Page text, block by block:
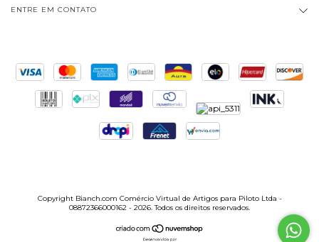
ENTRE EM CONTATO
Copyright Bianch.com Comércio Virtual de Artigos para Piloto Ltda -
08872366000162 - 2026. Todos os direitos reservados.